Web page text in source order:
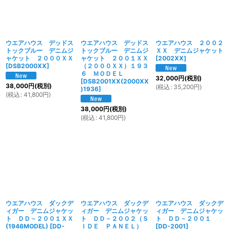
ウエアハウス デッドス
トックブルー デニムジ
ャケット ２０００ＸＸ
[DSB2000XX]
38,000円(税別)
(税込 : 41,800円)
ウエアハウス デッドス
トックブルー デニムジ
ャケット ２００１ＸＸ
（２０００ＸＸ）１９３
６ ＭＯＤＥＬ
[DSB2001XX(2000XX
)1936]
38,000円(税別)
(税込 : 41,800円)
ウエアハウス ２００２
ＸＸ デニムジャケット
[2002XX]
32,000円(税別)
(税込 : 35,200円)
ウエアハウス ダックデ
ィガー デニムジャケッ
ト ＤＤ－２００１ＸＸ
(1946MODEL) [DD-
ウエアハウス ダックデ
ィガー デニムジャケッ
ト ＤＤ－２００２（Ｓ
ＩＤＥ ＰＡＮＥＬ）
ウエアハウス ダックデ
ィガー デニムジャケッ
ト ＤＤ－２００１
[DD-2001]